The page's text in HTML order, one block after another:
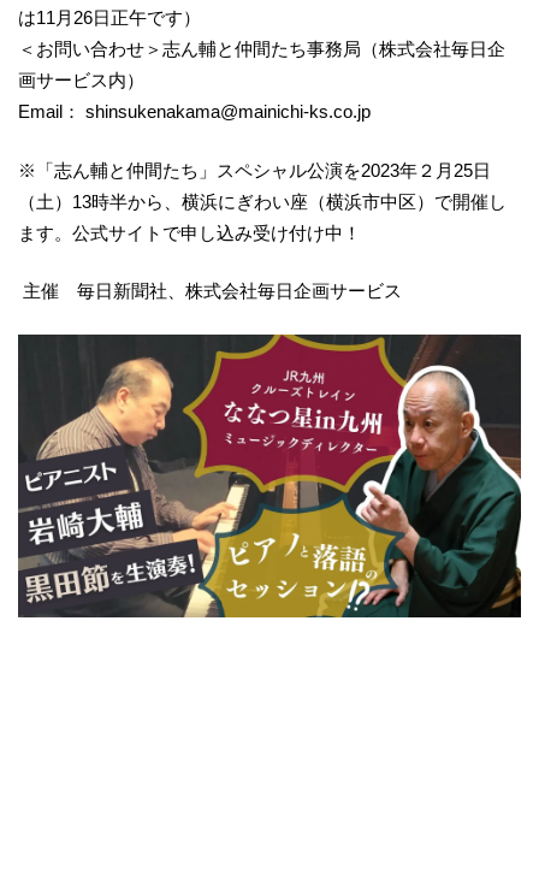
は11月26日正午です）
＜お問い合わせ＞志ん輔と仲間たち事務局（株式会社毎日企
画サービス内）
Email： shinsukenakama@mainichi-ks.co.jp
※「志ん輔と仲間たち」スペシャル公演を2023年２月25日
（土）13時半から、横浜にぎわい座（横浜市中区）で開催し
ます。公式サイトで申し込み受け付け中！
主催 毎日新聞社、株式会社毎日企画サービス